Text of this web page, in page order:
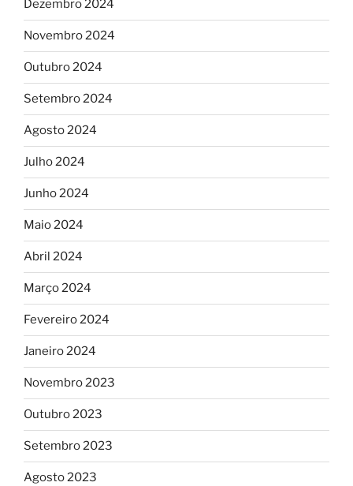
Dezembro 2024
Novembro 2024
Outubro 2024
Setembro 2024
Agosto 2024
Julho 2024
Junho 2024
Maio 2024
Abril 2024
Março 2024
Fevereiro 2024
Janeiro 2024
Novembro 2023
Outubro 2023
Setembro 2023
Agosto 2023